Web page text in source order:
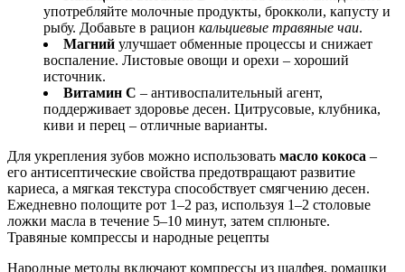
употребляйте молочные продукты, брокколи, капусту и
рыбу. Добавьте в рацион кальциевые травяные чаи.
Магний улучшает обменные процессы и снижает
воспаление. Листовые овощи и орехи – хороший
источник.
Витамин C – антивоспалительный агент,
поддерживает здоровье десен. Цитрусовые, клубника,
киви и перец – отличные варианты.
Для укрепления зубов можно использовать масло кокоса –
его антисептические свойства предотвращают развитие
кариеса, а мягкая текстура способствует смягчению десен.
Ежедневно полощите рот 1–2 раз, используя 1–2 столовые
ложки масла в течение 5–10 минут, затем сплюньте.
Травяные компрессы и народные рецепты
Народные методы включают компрессы из шалфея, ромашки